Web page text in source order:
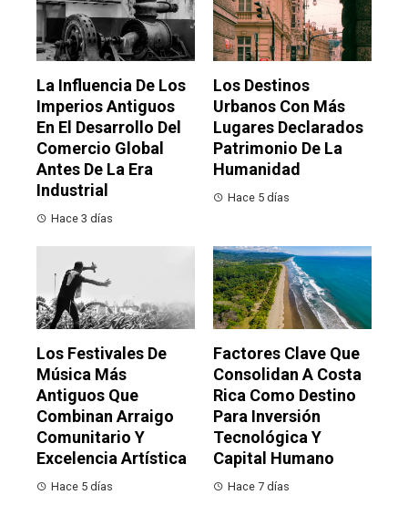
La Influencia De Los
Imperios Antiguos
En El Desarrollo Del
Comercio Global
Antes De La Era
Industrial
Hace 3 días
Los Destinos
Urbanos Con Más
Lugares Declarados
Patrimonio De La
Humanidad
Hace 5 días
Los Festivales De
Música Más
Antiguos Que
Combinan Arraigo
Comunitario Y
Excelencia Artística
Hace 5 días
Factores Clave Que
Consolidan A Costa
Rica Como Destino
Para Inversión
Tecnológica Y
Capital Humano
Hace 7 días